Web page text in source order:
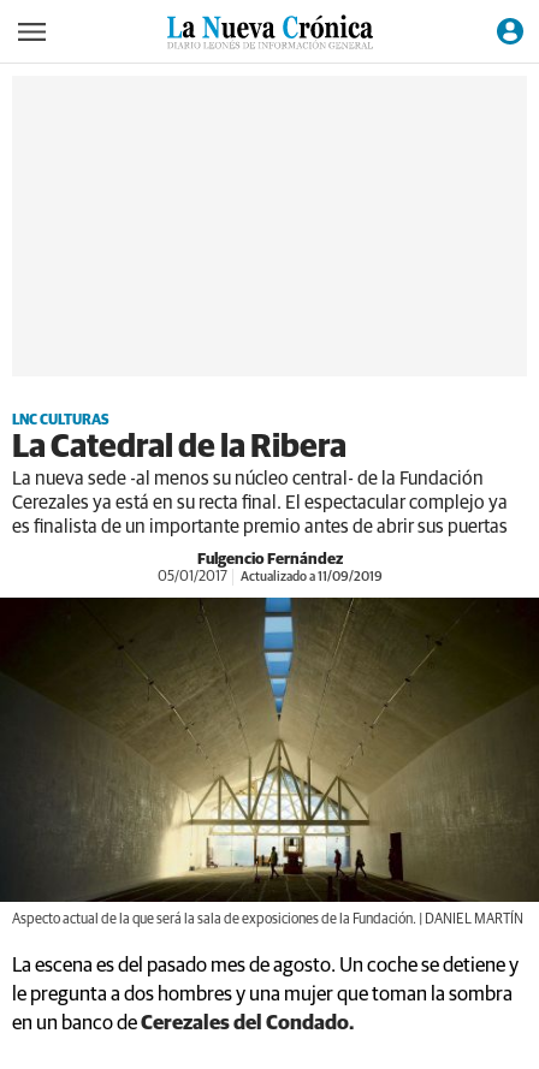
LNC CULTURAS
La Catedral de la Ribera
La nueva sede -al menos su núcleo central- de la Fundación
Cerezales ya está en su recta final. El espectacular complejo ya
es finalista de un importante premio antes de abrir sus puertas
Fulgencio Fernández
05/01/2017 Actualizado a 11/09/2019
Aspecto actual de la que será la sala de exposiciones de la Fundación. | DANIEL MARTÍN
La escena es del pasado mes de agosto. Un coche se detiene y
le pregunta a dos hombres y una mujer que toman la sombra
en un banco deCerezales del Condado.